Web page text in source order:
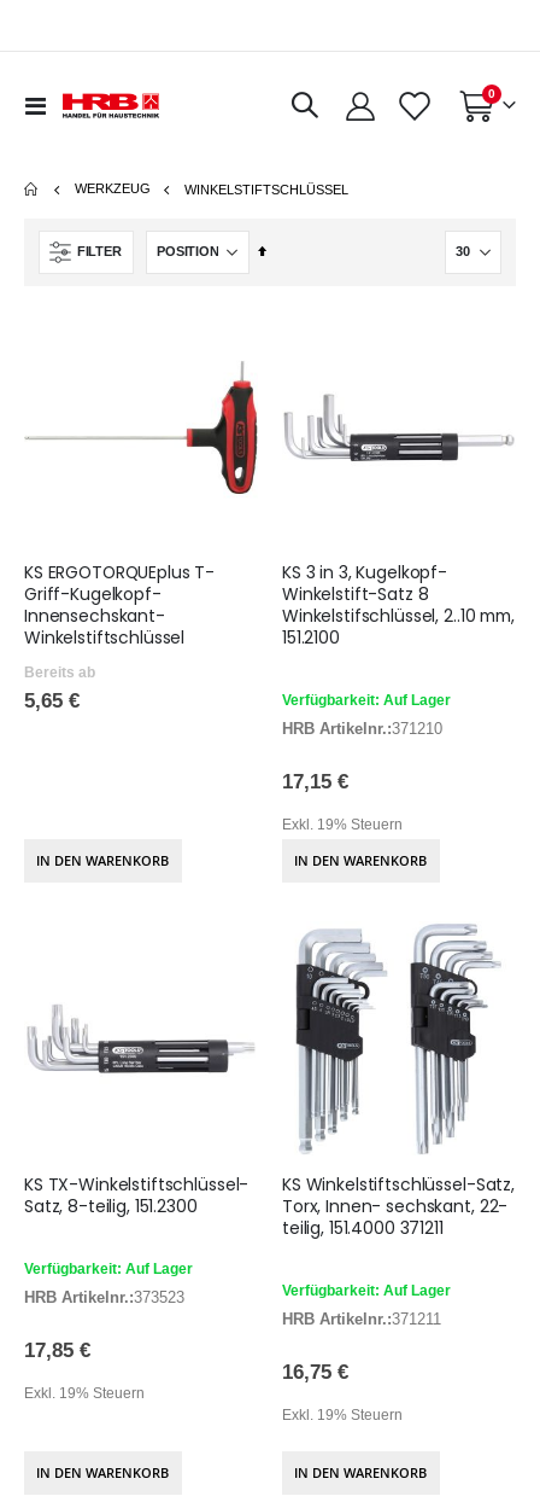
Navigation
Warenkorb
0Artikel
WERKZEUG WINKELSTIFTSCHLÜSSEL
FILTER
In
KS ERGOTORQUEplus T-
Griff-Kugelkopf-
Innensechskant-
Winkelstiftschlüssel
Bereits ab
5,65 €
IN DEN WARENKORB
KS 3 in 3, Kugelkopf-
Winkelstift-Satz 8
Winkelstifschlüssel, 2..10 mm,
151.2100
Verfügbarkeit: Auf Lager
HRB Artikelnr.:371210
17,15 €
Exkl. 19% Steuern
IN DEN WARENKORB
KS TX-Winkelstiftschlüssel-
Satz, 8-teilig, 151.2300
Verfügbarkeit: Auf Lager
HRB Artikelnr.:373523
17,85 €
Exkl. 19% Steuern
IN DEN WARENKORB
KS Winkelstiftschlüssel-Satz,
Torx, Innen- sechskant, 22-
teilig, 151.4000 371211
Verfügbarkeit: Auf Lager
HRB Artikelnr.:371211
16,75 €
Exkl. 19% Steuern
IN DEN WARENKORB